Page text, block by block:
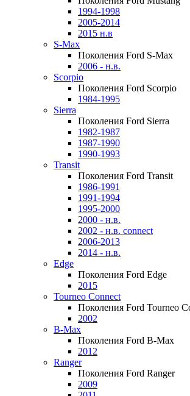
1994-1998
2005-2014
2015 н.в
S-Max
Поколения Ford S-Max
2006 - н.в.
Scorpio
Поколения Ford Scorpio
1984-1995
Sierra
Поколения Ford Sierra
1982-1987
1987-1990
1990-1993
Transit
Поколения Ford Transit
1986-1991
1991-1994
1995-2000
2000 - н.в.
2002 - н.в. connect
2006-2013
2014 - н.в.
Edge
Поколения Ford Edge
2015
Tourneo Connect
Поколения Ford Tourneo
2002
B-Max
Поколения Ford B-Max
2012
Ranger
Поколения Ford Ranger
2009